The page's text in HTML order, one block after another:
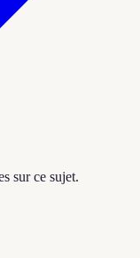
sur ce sujet.